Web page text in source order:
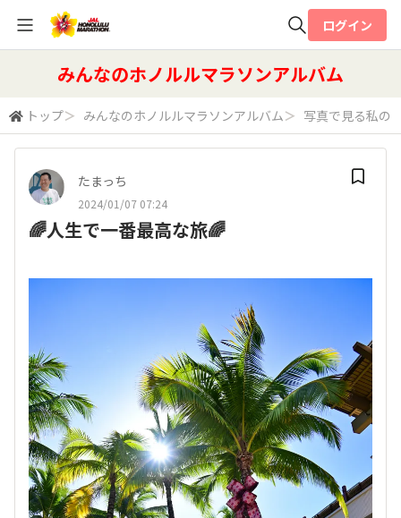
全体検索
検索
ログイン
みんなのホノルルマラソンアルバム
トップ＞ みんなのホノルルマラソンアルバム＞ 写真で見る私の
たまっち
2024/01/07 07:24
🌈人生で一番最高な旅🌈